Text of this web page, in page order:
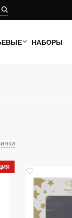
НАБОРЫ